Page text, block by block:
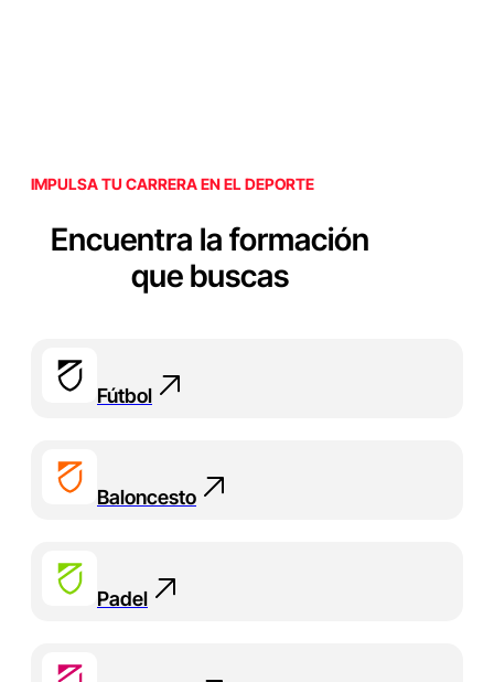
IMPULSA TU CARRERA EN EL DEPORTE
Encuentra la formación
que buscas
Fútbol
Baloncesto
Padel